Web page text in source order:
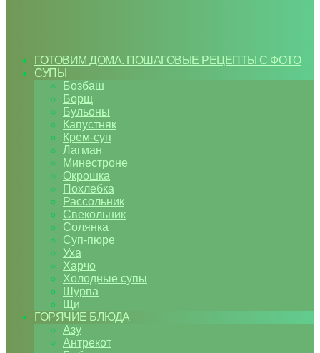
ГОТОВИМ ДОМА. ПОШАГОВЫЕ РЕЦЕПТЫ С ФОТО
СУПЫ
Бозбаш
Борщ
Бульоны
Капустняк
Крем-суп
Лагман
Минестроне
Окрошка
Похлебка
Рассольник
Свекольник
Солянка
Суп-пюре
Уха
Харчо
Холодные супы
Шурпа
Щи
ГОРЯЧИЕ БЛЮДА
Азу
Антрекот